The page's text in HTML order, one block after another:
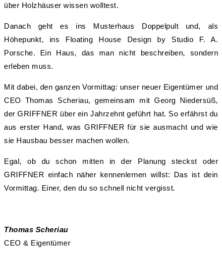
über Holzhäuser wissen wolltest.
Danach geht es ins Musterhaus Doppelpult und, als
Höhepunkt, ins Floating House Design by Studio F. A.
Porsche. Ein Haus, das man nicht beschreiben, sondern
erleben muss.
Mit dabei, den ganzen Vormittag: unser neuer Eigentümer und
CEO Thomas Scheriau, gemeinsam mit Georg Niedersüß,
der GRIFFNER über ein Jahrzehnt geführt hat. So erfährst du
aus erster Hand, was GRIFFNER für sie ausmacht und wie
sie Hausbau besser machen wollen.
Egal, ob du schon mitten in der Planung steckst oder
GRIFFNER einfach näher kennenlernen willst: Das ist dein
Vormittag. Einer, den du so schnell nicht vergisst.
Thomas Scheriau
CEO & Eigentümer